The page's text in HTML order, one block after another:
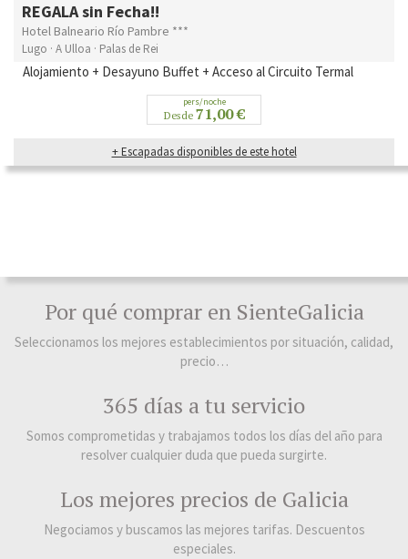
REGALA sin Fecha!!
Hotel Balneario Río Pambre ***
Lugo · A Ulloa · Palas de Rei
Alojamiento + Desayuno Buffet + Acceso al Circuito Termal
pers/noche
Desde 71,00 €
+ Escapadas disponibles de este hotel
Por qué comprar en SienteGalicia
Seleccionamos los mejores establecimientos por situación, calidad,
precio…
365 días a tu servicio
Somos comprometidas y trabajamos todos los días del año para
resolver cualquier duda que pueda surgirte.
Los mejores precios de Galicia
Negociamos y buscamos las mejores tarifas. Descuentos
especiales.